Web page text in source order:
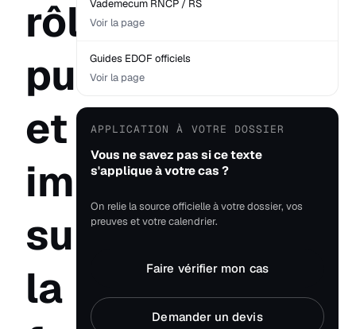
rôle,
publications
et
impact
sur
la
Vademecum RNCP / RS
Voir la page
Guides EDOF officiels
Voir la page
APPLICATION À VOTRE DOSSIER
Vous ne savez pas si ce texte
s'applique à votre cas ?
On relie la source officielle à votre dossier, vos
preuves et votre calendrier.
Faire vérifier mon cas
Demander un devis